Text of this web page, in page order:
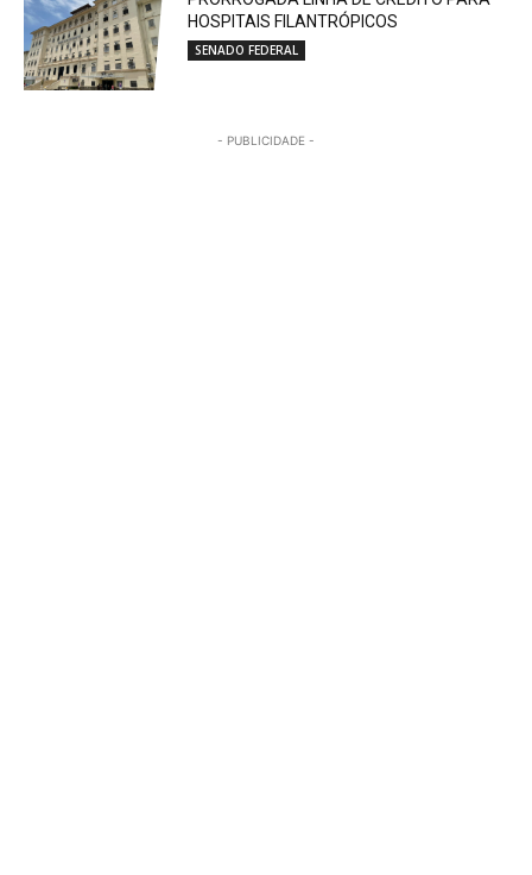
HOSPITAIS FILANTRÓPICOS
SENADO FEDERAL
- PUBLICIDADE -